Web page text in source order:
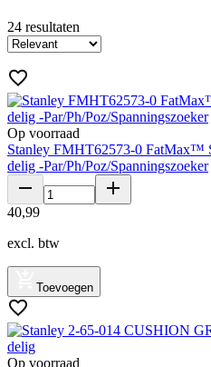
24 resultaten
Op voorraad
Stanley FMHT62573-0 FatMax™
delig -Par/Ph/Poz/Spanningszoeker
40,99
excl. btw
Toevoegen
Op voorraad